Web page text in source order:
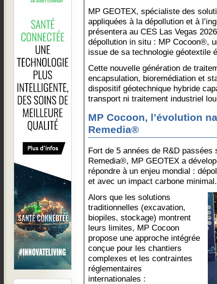
MP GEOTEX, spécialiste des
appliquées à la dépollution et à
présentera au CES Las Vegas
dépollution in situ : MP Cocoon®,
issue de sa technologie géotextile
Cette nouvelle génération de
encapsulation, bioremédiation et
dispositif géotechnique hybride
transport ni traitement industriel
MP Cocoon, l’évolution
Remedia®
Fort de 5 années de R&D
Remedia®, MP GEOTEX a
répondre à un enjeu mondial :
et avec un impact carbone minimal.
Alors que les solutions
traditionnelles (excavation,
biopiles, stockage) montrent
leurs limites, MP Cocoon
propose une approche intégrée
conçue pour les chantiers
complexes et les contraintes
réglementaires
internationales :